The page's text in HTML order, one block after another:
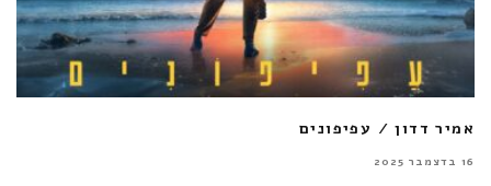
אמיר דדון / עפיפונים
16 בדצמבר 2025